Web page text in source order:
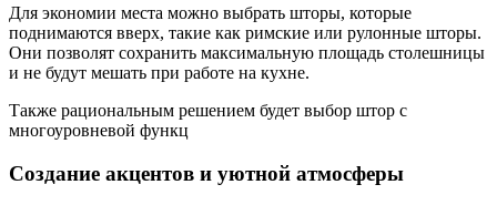
Для экономии места можно выбрать шторы, которые
поднимаются вверх, такие как римские или рулонные шторы.
Они позволят сохранить максимальную площадь столешницы
и не будут мешать при работе на кухне.
Также рациональным решением будет выбор штор с
многоуровневой функц
Создание акцентов и уютной атмосферы